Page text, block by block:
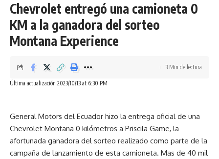
Chevrolet entregó una camioneta 0
KM a la ganadora del sorteo
Montana Experience
Última actualización 2023/10/13 at 6:30 PM
3 Min de lectura
General Motors del Ecuador hizo la entrega oficial de una
Chevrolet Montana 0 kilómetros a Priscila Game, la
afortunada ganadora del sorteo realizado como parte de la
campaña de lanzamiento de esta camioneta. Mas de 40 mil